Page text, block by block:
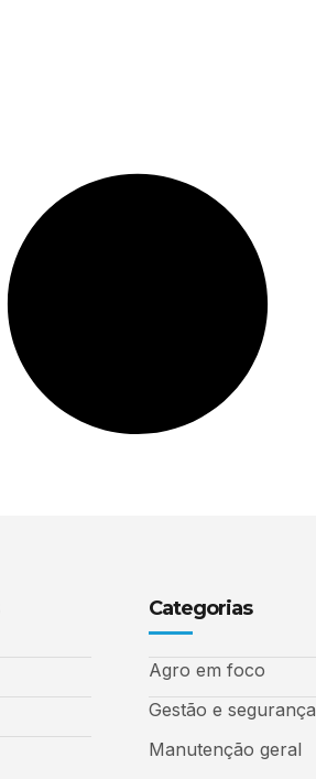
Categorias
Agro em foco
Gestão e segurança
Manutenção geral